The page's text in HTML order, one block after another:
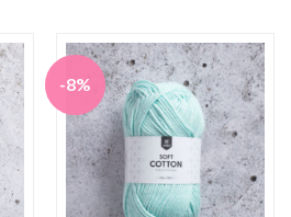
-8%